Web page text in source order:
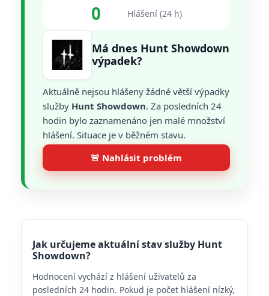
0 Hlášení (24 h)
Má dnes Hunt Showdown
výpadek?
Aktuálně nejsou hlášeny žádné větší výpadky
služby Hunt Showdown. Za posledních 24
hodin bylo zaznamenáno jen malé množství
hlášení. Situace je v běžném stavu.
🚨 Nahlásit problém
Jak určujeme aktuální stav služby Hunt
Showdown?
Hodnocení vychází z hlášení uživatelů za
posledních 24 hodin. Pokud je počet hlášení nízký,